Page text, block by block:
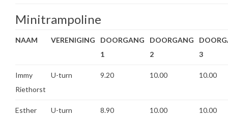
Minitrampoline
NAAM VERENIGING
DOORGANG
1
DOORGANG
2
3
Immy
Riethorst
U-turn 9.20 10.00 10.00
Esther
U-turn 8.90 10.00 10.00